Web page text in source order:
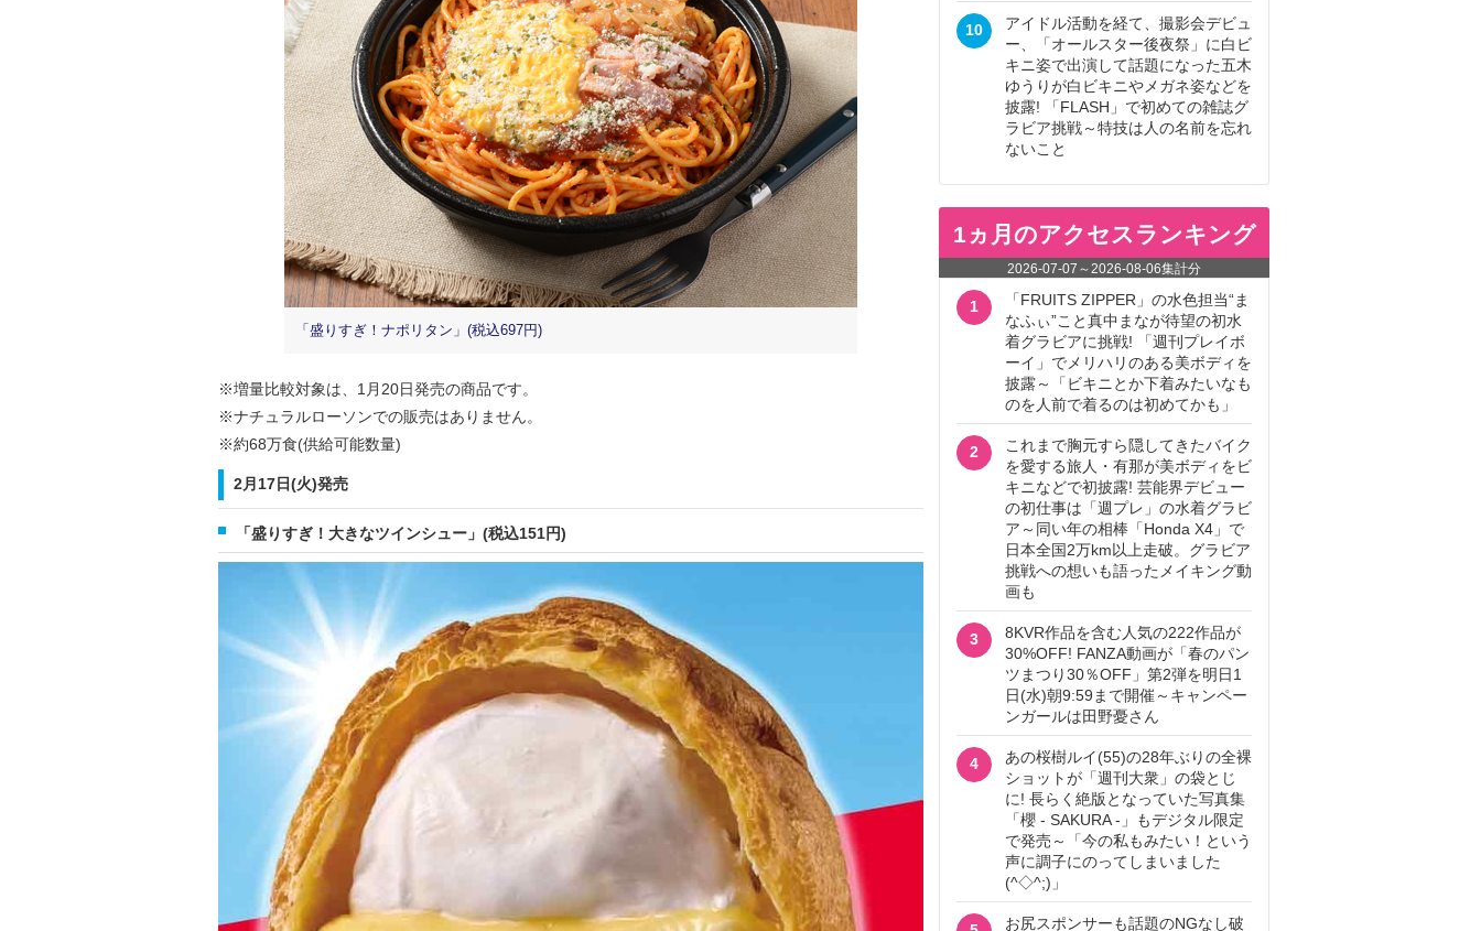
「盛りすぎ！ナポリタン」(税込697円)
※増量比較対象は、1月20日発売の商品です。
※ナチュラルローソンでの販売はありません。
※約68万食(供給可能数量)
2月17日(火)発売
「盛りすぎ！大きなツインシュー」(税込151円)
10
アイドル活動を経て、撮影会デビュ
ー、「オールスター後夜祭」に白ビ
キニ姿で出演して話題になった五木
ゆうりが白ビキニやメガネ姿などを
披露! 「FLASH」で初めての雑誌グ
ラビア挑戦～特技は人の名前を忘れ
ないこと
1ヵ月のアクセスランキング
2026-07-07 ～2026-08-06集計分
1
「FRUITS ZIPPER」の水色担当“ま
なふぃ”こと真中まなが待望の初水
着グラビアに挑戦! 「週刊プレイボ
ーイ」でメリハリのある美ボディを
披露～「ビキニとか下着みたいなも
のを人前で着るのは初めてかも」
2
これまで胸元すら隠してきたバイク
を愛する旅人・有那が美ボディをビ
キニなどで初披露! 芸能界デビュー
の初仕事は「週プレ」の水着グラビ
ア～同い年の相棒「Honda X4」で
日本全国2万km以上走破。グラビア
挑戦への想いも語ったメイキング動
画も
3
8KVR作品を含む人気の222作品が
30%OFF! FANZA動画が「春のパン
ツまつり30％OFF」第2弾を明日1
日(水)朝9:59まで開催～キャンペー
ンガールは田野憂さん
4
あの桜樹ルイ(55)の28年ぶりの全裸
ショットが「週刊大衆」の袋とじ
に! 長らく絶版となっていた写真集
「櫻 - SAKURA -」もデジタル限定
で発売～「今の私もみたい！という
声に調子にのってしまいました
(^◇^;)」
お尻スポンサーも話題のNGなし破